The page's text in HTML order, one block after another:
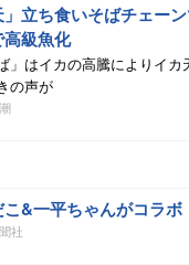
」立ち食いそばチェー
級魚化
」はイカの高騰によりイ
の声が
&一平ちゃんがコラボ
社